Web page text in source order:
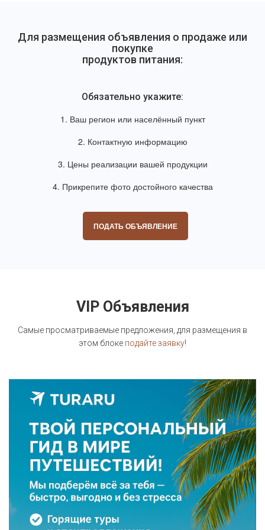
Для размещения объявления о продаже или
покупке
продуктов питания:
Обязательно укажите:
1. Ваш регион или населённый пункт
2. Контактную информацию
3. Цены реализации вашей продукции
4. Прикрепите фото достойного качества
ПОДАТЬ ОБЪЯВЛЕНИЕ
VIP Объявления
Самые просматриваемые предложения, для размещения в
этом блоке подайте заявку!